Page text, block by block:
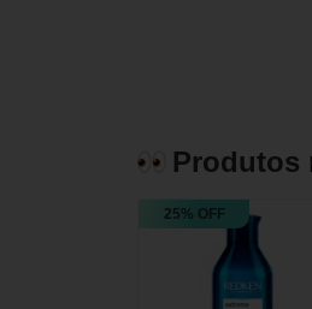
Produtos
25% OFF